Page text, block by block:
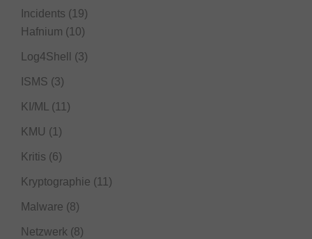
Incidents (19)
Hafnium (10)
Log4Shell (3)
ISMS (3)
KI/ML (11)
KMU (1)
Kritis (6)
Kryptographie (11)
Malware (8)
Netzwerk (8)